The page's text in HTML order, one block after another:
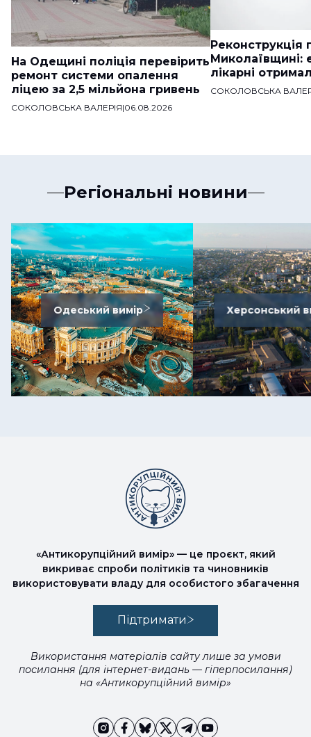
На Одещині поліція перевірить
ремонт системи опалення
ліцею за 2,5 мільйона гривень
СОКОЛОВСЬКА ВАЛЕРІЯ|06.08.2026
Реконструкція
Миколаївщині:
лікарні
СОКОЛОВСЬКА
Регіональні новини
Одеський вимір Херсонський
«Антикорупційний вимір» — це проєкт, який
викриває спроби політиків та чиновників
використовувати владу для особистого збагачення
Підтримати
Використання матеріалів сайту лише за умови
посилання (для інтернет-видань — гіперпосилання)
на «Антикорупційний вимір»